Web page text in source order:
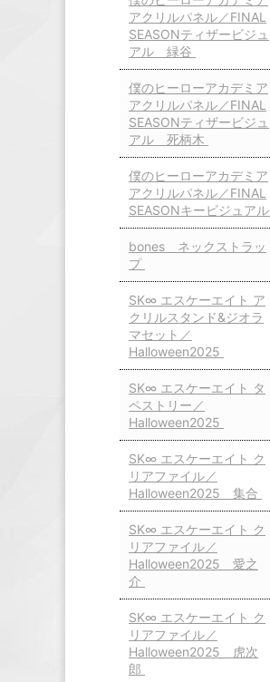
アクリルパネル／FINAL
SEASONティザービジュ
アル 緑谷
僕のヒーローアカデミア
アクリルパネル／FINAL
SEASONティザービジュ
アル 死柄木
僕のヒーローアカデミア
アクリルパネル／FINAL
SEASONキービジュアル
bones ネックストラッ
プ
SK∞ エスケーエイト ア
クリルスタンド&ジオラ
マセット／
Halloween2025
SK∞ エスケーエイト タ
ペストリー／
Halloween2025
SK∞ エスケーエイト ク
リアファイル／
Halloween2025 集合
SK∞ エスケーエイト ク
リアファイル／
Halloween2025 愛之
介
SK∞ エスケーエイト ク
リアファイル／
Halloween2025 虎次
郎